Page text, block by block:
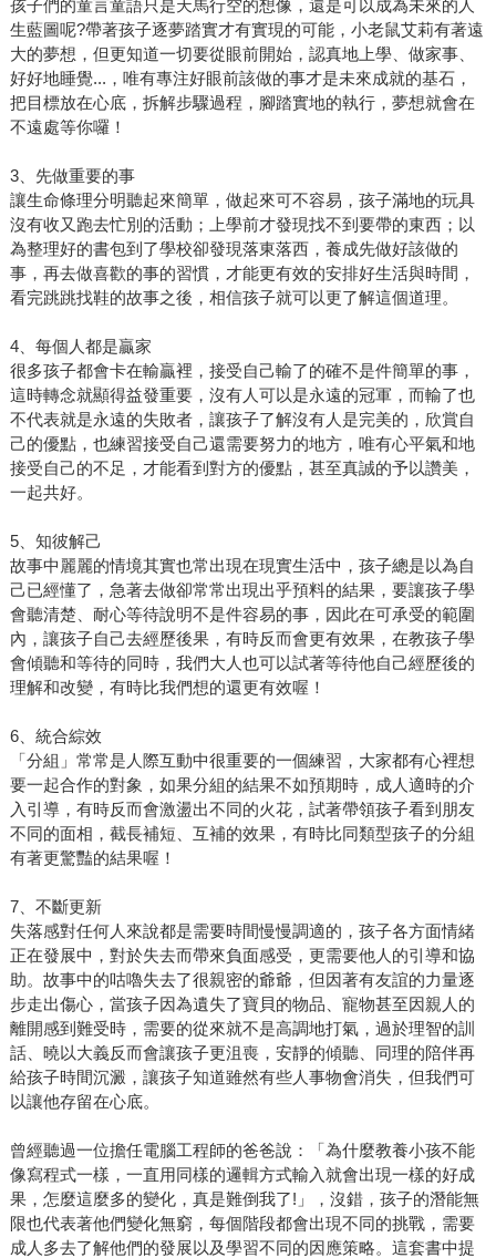
孩子們的童言童語只是天馬行空的想像，還是可以成為未來的人
生藍圖呢?帶著孩子逐夢踏實才有實現的可能，小老鼠艾莉有著遠
大的夢想，但更知道一切要從眼前開始，認真地上學、做家事、
好好地睡覺...，唯有專注好眼前該做的事才是未來成就的基石，
把目標放在心底，拆解步驟過程，腳踏實地的執行，夢想就會在
不遠處等你囉！
3、先做重要的事
讓生命條理分明聽起來簡單，做起來可不容易，孩子滿地的玩具
沒有收又跑去忙別的活動；上學前才發現找不到要帶的東西；以
為整理好的書包到了學校卻發現落東落西，養成先做好該做的
事，再去做喜歡的事的習慣，才能更有效的安排好生活與時間，
看完跳跳找鞋的故事之後，相信孩子就可以更了解這個道理。
4、每個人都是贏家
很多孩子都會卡在輸贏裡，接受自己輸了的確不是件簡單的事，
這時轉念就顯得益發重要，沒有人可以是永遠的冠軍，而輸了也
不代表就是永遠的失敗者，讓孩子了解沒有人是完美的，欣賞自
己的優點，也練習接受自己還需要努力的地方，唯有心平氣和地
接受自己的不足，才能看到對方的優點，甚至真誠的予以讚美，
一起共好。
5、知彼解己
故事中麗麗的情境其實也常出現在現實生活中，孩子總是以為自
己已經懂了，急著去做卻常常出現出乎預料的結果，要讓孩子學
會聽清楚、耐心等待說明不是件容易的事，因此在可承受的範圍
內，讓孩子自己去經歷後果，有時反而會更有效果，在教孩子學
會傾聽和等待的同時，我們大人也可以試著等待他自己經歷後的
理解和改變，有時比我們想的還更有效喔！
6、統合綜效
「分組」常常是人際互動中很重要的一個練習，大家都有心裡想
要一起合作的對象，如果分組的結果不如預期時，成人適時的介
入引導，有時反而會激盪出不同的火花，試著帶領孩子看到朋友
不同的面相，截長補短、互補的效果，有時比同類型孩子的分組
有著更驚豔的結果喔！
7、不斷更新
失落感對任何人來說都是需要時間慢慢調適的，孩子各方面情緒
正在發展中，對於失去而帶來負面感受，更需要他人的引導和協
助。故事中的咕嚕失去了很親密的爺爺，但因著有友誼的力量逐
步走出傷心，當孩子因為遺失了寶貝的物品、寵物甚至因親人的
離開感到難受時，需要的從來就不是高調地打氣，過於理智的訓
話、曉以大義反而會讓孩子更沮喪，安靜的傾聽、同理的陪伴再
給孩子時間沉澱，讓孩子知道雖然有些人事物會消失，但我們可
以讓他存留在心底。
曾經聽過一位擔任電腦工程師的爸爸說：「為什麼教養小孩不能
像寫程式一樣，一直用同樣的邏輯方式輸入就會出現一樣的好成
果，怎麼這麼多的變化，真是難倒我了!」，沒錯，孩子的潛能無
限也代表著他們變化無窮，每個階段都會出現不同的挑戰，需要
成人多去了解他們的發展以及學習不同的因應策略。這套書中提